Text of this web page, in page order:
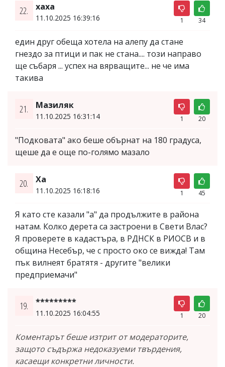
22. хаха
11.10.2025 16:39:16 1 34
един друг обеща хотела на алепу да стане
гнездо за птици и пак не стана.... този направо
ще събаря ... успех на вярващите... не че има
такива
21. Мазиляк
11.10.2025 16:31:14 1 20
"Подковата" ако беше обърнат на 180 градуса,
щеше да е още по-голямо мазало
20. Ха
11.10.2025 16:18:16 1 45
Я като сте казали "а" да продължите в района
натам. Колко дерета са застроени в Свети Влас?
Я проверете в кадастъра, в РДНСК в РИОСВ и в
община Несебър, че с просто око се вижда! Там
пък вилнеят братятя - другите "велики
предприемачи"
19. *********
11.10.2025 16:04:55 1 20
Коментарът беше изтрит от модераторите,
защото съдържа недоказуеми твърдения,
касаещи конкретни личности.